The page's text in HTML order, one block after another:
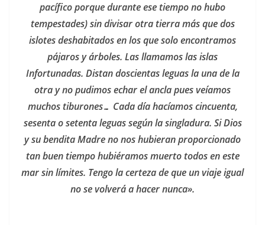
pacífico porque durante ese tiempo no hubo
tempestades) sin divisar otra tierra más que dos
islotes deshabitados en los que solo encontramos
pájaros y árboles. Las llamamos las islas
Infortunadas. Distan doscientas leguas la una de la
otra y no pudimos echar el ancla pues veíamos
muchos tiburones… Cada día hacíamos cincuenta,
sesenta o setenta leguas según la singladura. Si Dios
y su bendita Madre no nos hubieran proporcionado
tan buen tiempo hubiéramos muerto todos en este
mar sin límites. Tengo la certeza de que un viaje igual
no se volverá a hacer nunca».